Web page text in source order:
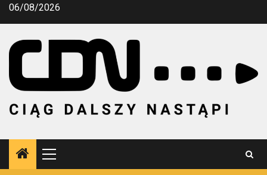
Przejdź
06/08/2026
Menu
główne